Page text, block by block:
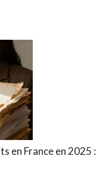
en France en 2025 :